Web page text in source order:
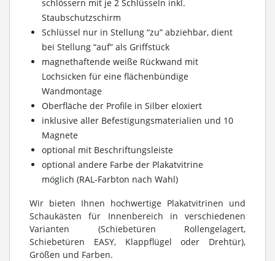
schlössern mit je 2 Schlüsseln inkl.
Staubschutzschirm
Schlüssel nur in Stellung “zu” abziehbar, dient
bei Stellung “auf” als Griffstück
magnethaftende weiße Rückwand mit
Lochsicken für eine flächenbündige
Wandmontage
Oberfläche der Profile in Silber eloxiert
inklusive aller Befestigungsmaterialien und 10
Magnete
optional mit Beschriftungsleiste
optional andere Farbe der Plakatvitrine
möglich (RAL-Farbton nach Wahl)
Wir bieten Ihnen hochwertige Plakatvitrinen und
Schaukästen für Innenbereich in verschiedenen
Varianten (Schiebetüren Rollengelagert,
Schiebetüren EASY, Klappflügel oder Drehtür),
Größen und Farben.